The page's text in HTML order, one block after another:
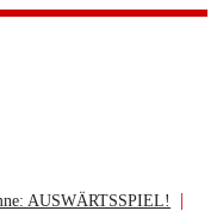
AUSWÄRTSSPIEL! |